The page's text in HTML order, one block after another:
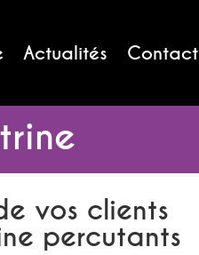
Actualités Contact
vos clients
percutants